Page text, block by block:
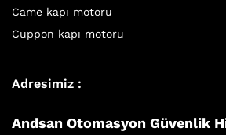
Came kapı motoru
Cuppon kapı motoru
Adresimiz :
Andsan Otomasyon Güvenlik